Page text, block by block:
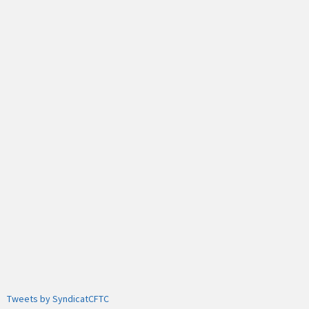
Tweets by SyndicatCFTC